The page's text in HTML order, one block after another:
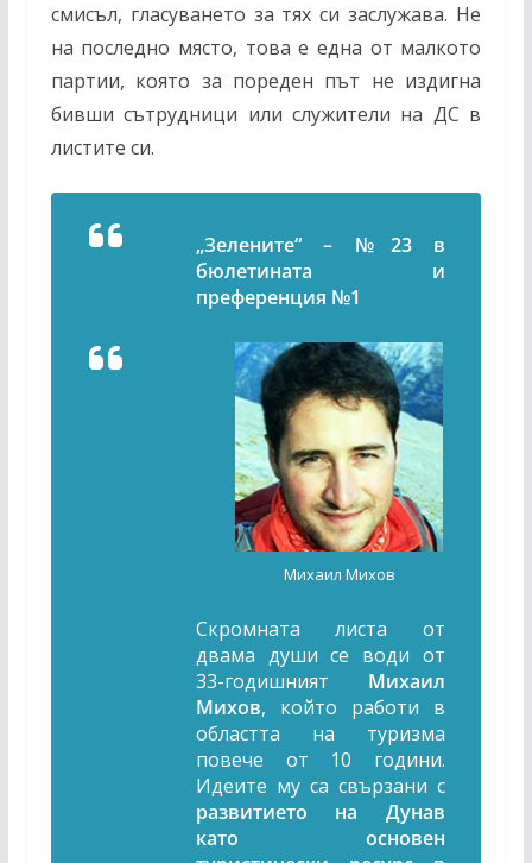
смисъл, гласуването за тях си заслужава. Не
на последно място, това е една от малкото
партии, която за пореден път не издигна
бивши сътрудници или служители на ДС в
листите си.
„Зелените“ – № 23 в
бюлетината и
преференция №1
Михаил Михов
Скромната листа от
двама души се води от
33-годишният Михаил
Михов, който работи в
областта на туризма
повече от 10 години.
Идеите му са свързани с
развитието на Дунав
като основен